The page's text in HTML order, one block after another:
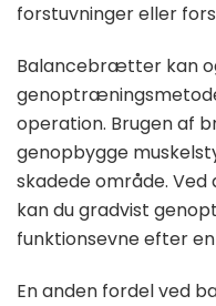
forstuvninger eller
Balancebrætter kan
operation. Brugen
genopbygge
skadede område.
kan du gradvist
funktionsevne efter
En anden fordel ved